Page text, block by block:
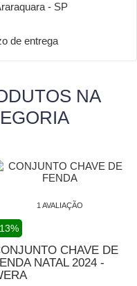
- SP
de entrega
NA
1 AVALIAÇÃO
CHAVE DE
NATAL 2024 -